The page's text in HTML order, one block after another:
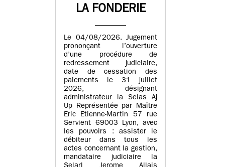
LA FONDERIE
Le 04/08/2026. Jugement
prononçant l’ouverture
d’une procédure de
redressement judiciaire,
date de cessation des
paiements le 31 juillet
2026, désignant
administrateur la Selas Aj
Up Représentée par Maître
Eric Etienne-Martin 57 rue
Servient 69003 Lyon, avec
les pouvoirs : assister le
débiteur dans tous les
actes concernant la gestion,
mandataire judiciaire la